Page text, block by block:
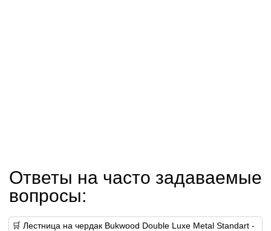
Ответы на часто задаваемые
вопросы:
🛒 Лестница на чердак Bukwood Double Luxe Metal Standart -